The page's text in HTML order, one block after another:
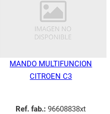
MANDO MULTIFUNCION
CITROEN C3
Ref. fab.: 96608838xt